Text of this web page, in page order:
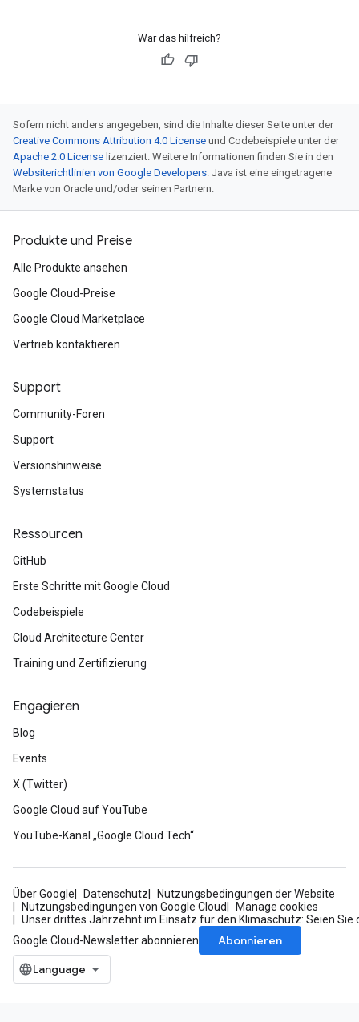
War das hilfreich?
Sofern nicht anders angegeben, sind die Inhalte dieser Seite unter der
Creative Commons Attribution 4.0 License und Codebeispiele unter der
Apache 2.0 License lizenziert. Weitere Informationen finden Sie in den
Websiterichtlinien von Google Developers. Java ist eine eingetragene
Marke von Oracle und/oder seinen Partnern.
Produkte und Preise
Alle Produkte ansehen
Google Cloud-Preise
Google Cloud Marketplace
Vertrieb kontaktieren
Support
Community-Foren
Support
Versionshinweise
Systemstatus
Ressourcen
GitHub
Erste Schritte mit Google Cloud
Codebeispiele
Cloud Architecture Center
Training und Zertifizierung
Engagieren
Blog
Events
X (Twitter)
Google Cloud auf YouTube
YouTube-Kanal „Google Cloud Tech“
Über Google Datenschutz
Nutzungsbedingungen der Website
Nutzungsbedingungen von Google Cloud
Manage cookies
Unser drittes Jahrzehnt im Einsatz für den Klimaschutz: Seien Sie
Google Cloud-Newsletter abonnieren
Abonnieren